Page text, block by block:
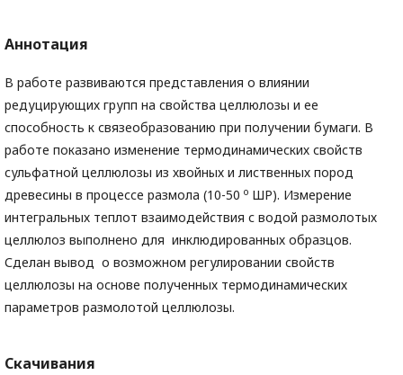
Аннотация
В работе развиваются представления о влиянии
редуцирующих групп на свойства целлюлозы и ее
способность к связеобразованию при получении бумаги. В
работе показано изменение термодинамических свойств
сульфатной целлюлозы из хвойных и лиственных пород
древесины в процессе размола (10-50 о ШР). Измерение
интегральных теплот взаимодействия с водой размолотых
целлюлоз выполнено для инклюдированных образцов.
Сделан вывод о возможном регулировании свойств
целлюлозы на основе полученных термодинамических
параметров размолотой целлюлозы.
Скачивания